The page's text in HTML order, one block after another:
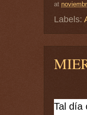
at
Labels:
Tal día